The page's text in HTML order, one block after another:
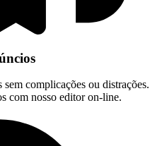
complicações ou distrações.
com nosso editor on-line.